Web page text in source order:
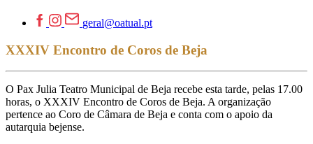
geral@oatual.pt
XXXIV Encontro de Coros de Beja
O Pax Julia Teatro Municipal de Beja recebe esta tarde, pelas 17.00
horas, o XXXIV Encontro de Coros de Beja. A organização
pertence ao Coro de Câmara de Beja e conta com o apoio da
autarquia bejense.